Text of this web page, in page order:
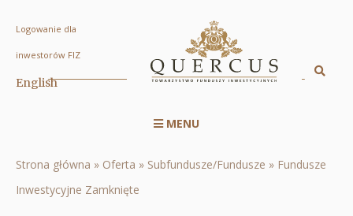
Fundusze
Inwestycyjne
Zamknięte
TFI
S.A.
Logowanie dla
inwestorów FIZ
English
serwisu
RWD
MENU
Ścieżka
nawigacyjna
Strona główna Oferta Subfundusze/Fundusze
Fundusze
Inwestycyjne Zamknięte